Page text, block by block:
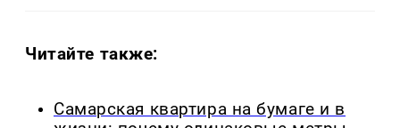
Читайте также:
Самарская квартира на бумаге и в